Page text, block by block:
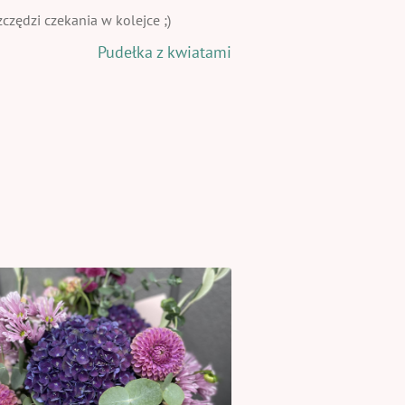
czekania w kolejce ;)
Pudełka z kwiatami